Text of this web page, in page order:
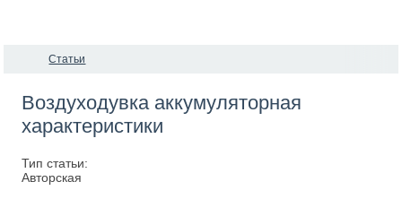
Статьи
Воздуходувка аккумуляторная
характеристики
Тип статьи:
Авторская